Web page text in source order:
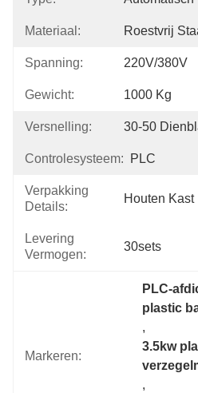
Materiaal: Roestvrij
Spanning: 220V/380V
Gewicht: 1000 Kg
Versnelling: 30-50
Controlesysteem: PLC
Verpakking
Details:
Houten Kast
Levering
Vermogen:
30sets
Markeren:
PLC-
plastic
,
3.5kw
,